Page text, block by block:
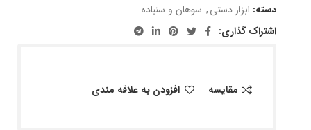
دسته: ابزار دستی, سوهان و سنباده
اشتراک گذاری:
مقایسه افزودن به علاقه مندی